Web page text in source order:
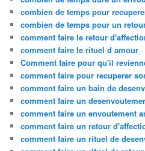
combien de temps pour
combien de temps pour un
comment faire le retour
comment faire le rituel d amour
Comment faire pour qu'il
comment faire pour recuperer
comment faire un bain de
comment faire un
comment faire un envoutement
comment faire un retour
comment faire un rituel de